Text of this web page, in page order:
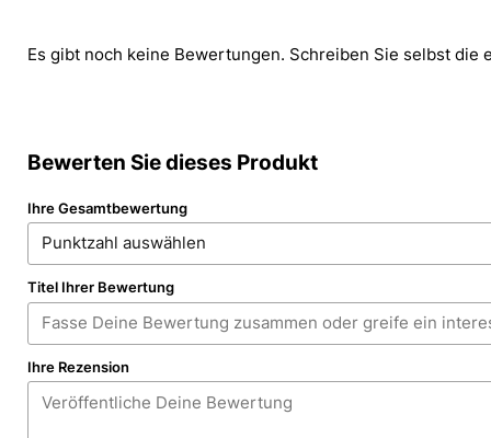
Es gibt noch keine Bewertungen. Schreiben Sie selbst die
Bewerten Sie dieses Produkt
Ihre Gesamtbewertung
Titel Ihrer Bewertung
Ihre Rezension